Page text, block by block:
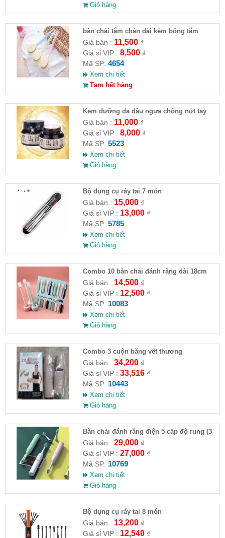
Giỏ hàng
bàn chải tắm chán dài kèm bông tắm
Giá bán : 11,500₫
Giá sỉ VIP : 8,500₫
Mã SP: 4654
Xem chi tiết
Tạm hết hàng
Kem dưỡng da dầu ngựa chống nứt tay
chân
Giá bán : 11,000₫
Giá sỉ VIP : 8,000₫
Mã SP: 5523
Xem chi tiết
Giỏ hàng
Bộ dụng cụ ráy tai 7 món
Giá bán : 15,000₫
Giá sỉ VIP : 13,000₫
Mã SP: 5785
Xem chi tiết
Giỏ hàng
Combo 10 bàn chải đánh răng dài 18cm
kèm nắp bảo vệ
Giá bán : 14,500₫
Giá sỉ VIP : 12,500₫
Mã SP: 10083
Xem chi tiết
Giỏ hàng
Combo 3 cuộn băng vết thương
Giá bán : 34,200₫
Giá sỉ VIP : 33,516₫
Mã SP: 10443
Xem chi tiết
Giỏ hàng
Bàn chải đánh răng điện 5 cấp độ rung (3
đầu chải thay thế)
Giá bán : 29,000₫
Giá sỉ VIP : 27,000₫
Mã SP: 10769
Xem chi tiết
Giỏ hàng
Bộ dụng cụ ráy tai 8 món
Giá bán : 13,200₫
Giá sỉ VIP : 12,540₫